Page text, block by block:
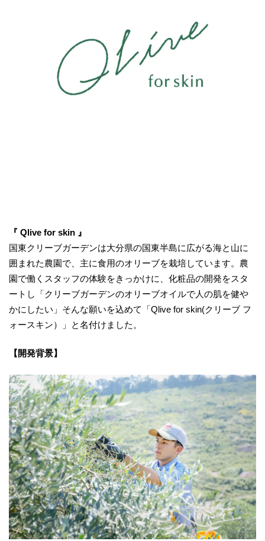
『 Qlive for skin 』
国東クリーブガーデンは大分県の国東半島に広がる海と山に
囲まれた農園で、主に食用のオリーブを栽培しています。農
園で働くスタッフの体験をきっかけに、化粧品の開発をスタ
ートし「クリーブガーデンのオリーブオイルで人の肌を健や
かにしたい」そんな願いを込めて「Qlive for skin(クリーブ フ
ォースキン）」と名付けました。
【開発背景】